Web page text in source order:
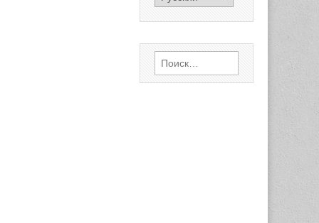
Найти: